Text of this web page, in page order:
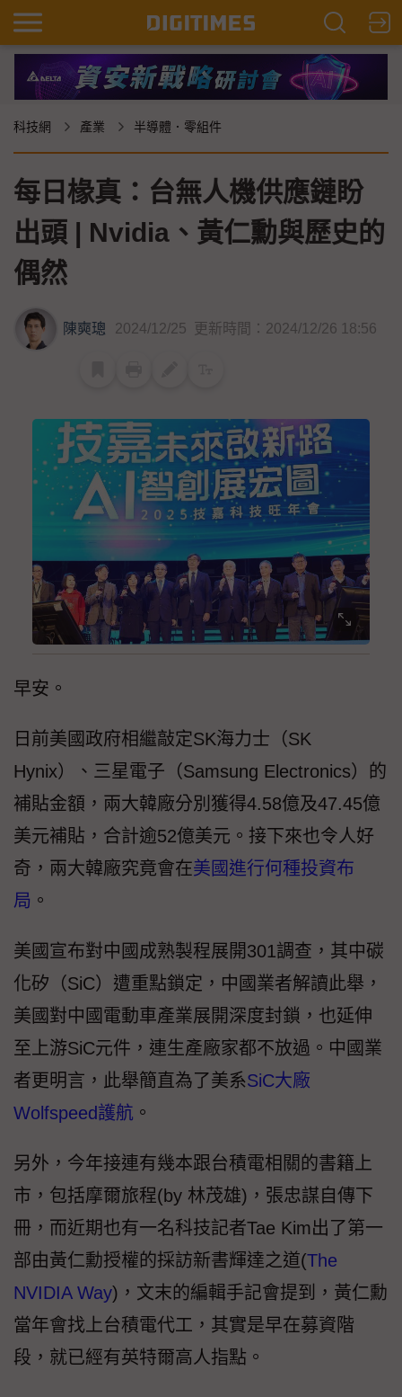
科技網 產業 半導體．零組件
每日椽真：台無人機供應鏈盼
出頭 | Nvidia、黃仁勳與歷史的
偶然
陳奭璁 2024/12/25 更新時間：2024/12/26 18:56
早安。
日前美國政府相繼敲定SK海力士（SK
Hynix）、三星電子（Samsung Electronics）的
補貼金額，兩大韓廠分別獲得4.58億及47.45億
美元補貼，合計逾52億美元。接下來也令人好
奇，兩大韓廠究竟會在美國進行何種投資布
局 。
美國宣布對中國成熟製程展開301調查，其中碳
化矽（SiC）遭重點鎖定，中國業者解讀此舉，
美國對中國電動車產業展開深度封鎖，也延伸
至上游SiC元件，連生產廠家都不放過。中國業
者更明言，此舉簡直為了美系SiC大廠
Wolfspeed護航 。
另外，今年接連有幾本跟台積電相關的書籍上
市，包括摩爾旅程(by 林茂雄)，張忠謀自傳下
冊，而近期也有一名科技記者Tae Kim出了第一
部由黃仁勳授權的採訪新書輝達之道(The
NVIDIA Way)，文末的編輯手記會提到，黃仁勳
當年會找上台積電代工，其實是早在募資階
段，就已經有英特爾高人指點。